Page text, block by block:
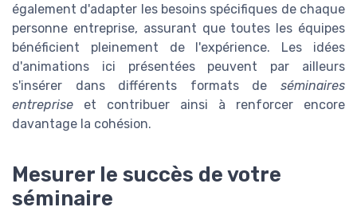
également d'adapter les besoins spécifiques de chaque
personne entreprise, assurant que toutes les équipes
bénéficient pleinement de l'expérience. Les idées
d'animations ici présentées peuvent par ailleurs
s'insérer dans différents formats de séminaires
entreprise et contribuer ainsi à renforcer encore
davantage la cohésion.
Mesurer le succès de votre
séminaire